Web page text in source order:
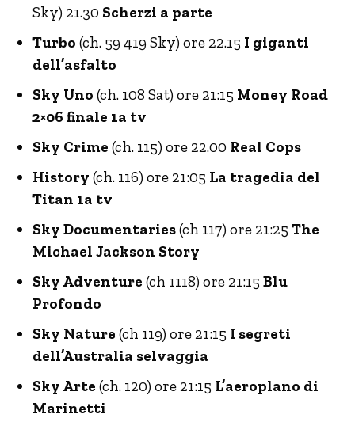
Sky) 21.30 Scherzi a parte
Turbo (ch. 59 419 Sky) ore 22.15 I giganti
dell’asfalto
Sky Uno (ch. 108 Sat) ore 21:15 Money Road
2×06 finale 1a tv
Sky Crime (ch. 115) ore 22.00 Real Cops
History (ch. 116) ore 21:05 La tragedia del
Titan 1a tv
Sky Documentaries(ch 117) ore 21:25 The
Michael Jackson Story
Sky Adventure (ch 1118) ore 21:15 Blu
Profondo
Sky Nature (ch 119) ore 21:15 I segreti
dell’Australia selvaggia
Sky Arte (ch. 120) ore 21:15 L’aeroplano di
Marinetti